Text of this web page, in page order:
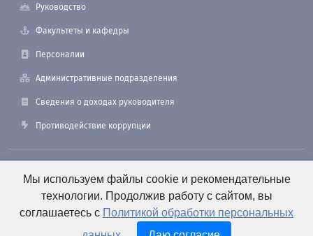
Руководство
Факультеты и кафедры
Персоналии
Административные подразделения
Сведения о доходах руководителя
Противодействие коррупции
190121, Санкт-Петербург, ул. Лоцманская, 3
+7 (812) 495-26-48 Оперативный дежурный
Мы используем файлы cookie и рекомендательные
технологии. Продолжив работу с сайтом, вы
соглашаетесь с Политикой обработки персональных